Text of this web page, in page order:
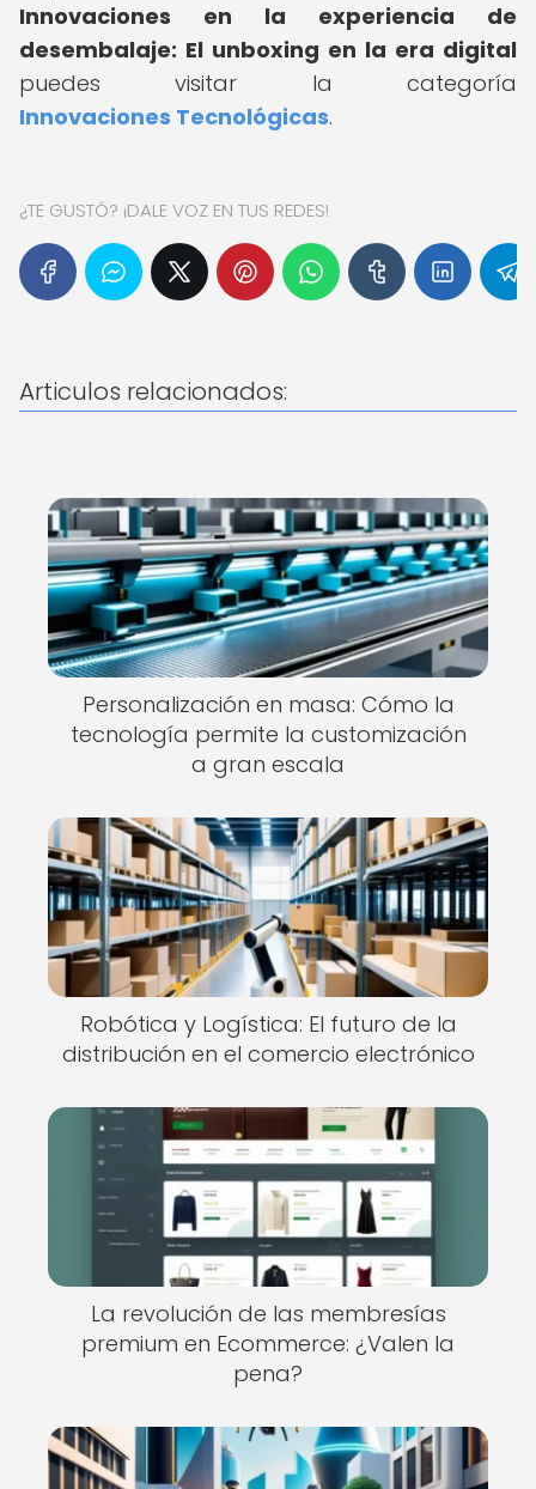
Innovaciones en la experiencia de
desembalaje: El unboxing en la era digital
puedes visitar la categoría
Innovaciones Tecnológicas.
¿TE GUSTÓ? ¡DALE VOZ EN TUS REDES!
Articulos relacionados:
Personalización en masa: Cómo la
tecnología permite la customización
a gran escala
Robótica y Logística: El futuro de la
distribución en el comercio electrónico
La revolución de las membresías
premium en Ecommerce: ¿Valen la
pena?